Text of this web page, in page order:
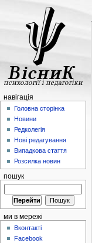
навігація
Головна сторінка
Новини
Редколегія
Нові редагування
Випадкова стаття
Розсилка новин
пошук
ми в мережі
Вконтакті
Facebook